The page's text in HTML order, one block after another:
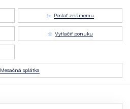
Poslať známemu
Vytlačiť ponuku
Mesačná splátka